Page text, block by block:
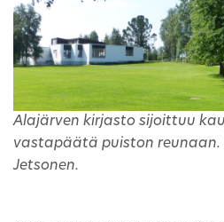
Alajärven kirjasto sijoittuu
vastapäätä puiston reunaan.
Jetsonen.